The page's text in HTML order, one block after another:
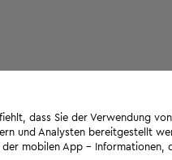
dass Sie der Verwendung
und Analysten bereitgestellt
mobilen App - Informationen,